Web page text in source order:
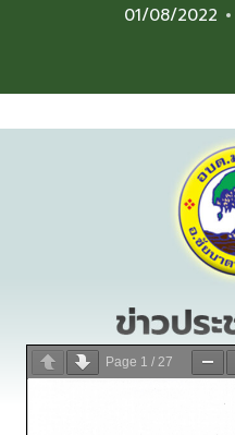
01/08/2022
Page 1 / 27